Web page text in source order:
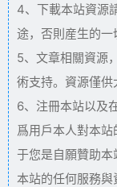
4、下載本站資源
途，否則産生的一
5、文章相關資源
術支持。資源僅供
6、注冊本站以及
爲用戶本人對本
于您是自願贊助
本站的任何服務與